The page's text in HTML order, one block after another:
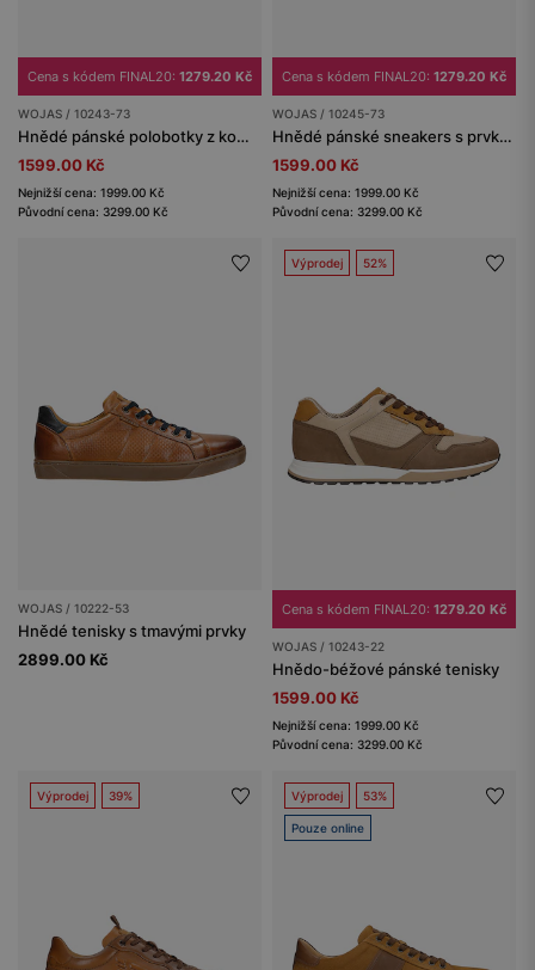
Cena s kódem FINAL20: 1279.20 Kč
WOJAS / 10243-73
Hnědé pánské polobotky z kombinovaných kůží
1599.00 Kč
Nejnižší cena: 1999.00 Kč
Původní cena: 3299.00 Kč
Cena s kódem FINAL20: 1279.20 Kč
WOJAS / 10245-73
Hnědé pánské sneakers s prvky z lícové kůže
1599.00 Kč
Nejnižší cena: 1999.00 Kč
Původní cena: 3299.00 Kč
WOJAS / 10222-53
Hnědé tenisky s tmavými prvky
2899.00 Kč
Výprodej 52%
Cena s kódem FINAL20: 1279.20 Kč
WOJAS / 10243-22
Hnědo-béžové pánské tenisky
1599.00 Kč
Nejnižší cena: 1999.00 Kč
Původní cena: 3299.00 Kč
Výprodej 39% Výprodej 53%
Pouze online